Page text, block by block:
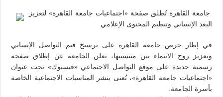
جامعة القاهرة تُطلق صفحة «اجتماعيات جامعة القاهرة» لتعزيز
البعد الإنساني وتنظيم المحتوى الإعلامي
في إطار حرص جامعة القاهرة على ترسيخ قيم التواصل الإنساني
وتعزيز روح الانتماء بين منتسبيها، تعلن الجامعة عن إطلاق صفحة
رسمية جديدة على موقع التواصل الاجتماعي «فيسبوك» تحت عنوان
«اجتماعيات جامعة القاهرة»، تُعنى بنشر المناسبات الاجتماعية الخاصة
بأسرة الجامعة.